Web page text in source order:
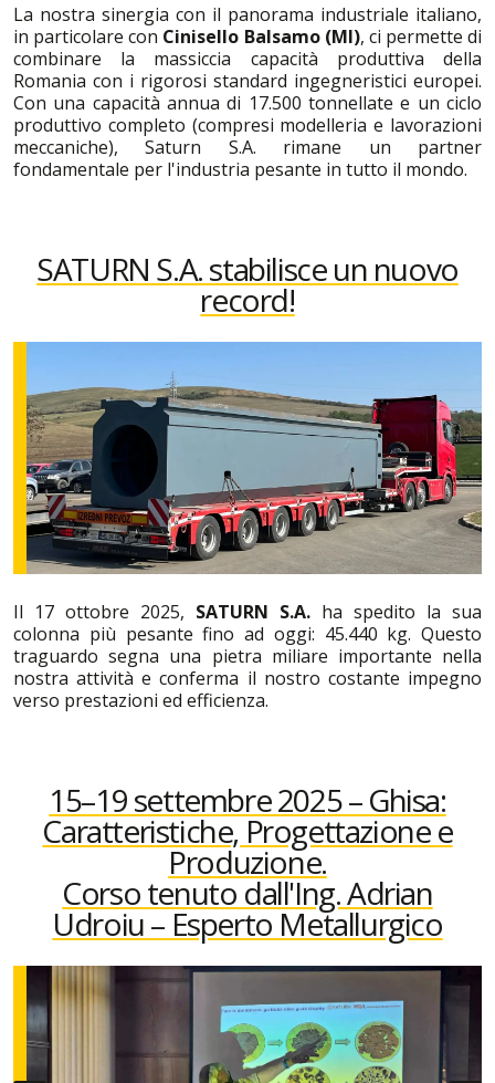
La nostra sinergia con il panorama industriale italiano,
in particolare con Cinisello Balsamo (MI), ci permette di
combinare la massiccia capacità produttiva della
Romania con i rigorosi standard ingegneristici europei.
Con una capacità annua di 17.500 tonnellate e un ciclo
produttivo completo (compresi modelleria e lavorazioni
meccaniche), Saturn S.A. rimane un partner
fondamentale per l'industria pesante in tutto il mondo.
SATURN S.A. stabilisce un nuovo
record!
Il 17 ottobre 2025, SATURN S.A. ha spedito la sua
colonna più pesante fino ad oggi: 45.440 kg. Questo
traguardo segna una pietra miliare importante nella
nostra attività e conferma il nostro costante impegno
verso prestazioni ed efficienza.
15–19 settembre 2025 – Ghisa:
Caratteristiche, Progettazione e
Produzione.
Corso tenuto dall'Ing. Adrian
Udroiu – Esperto Metallurgico